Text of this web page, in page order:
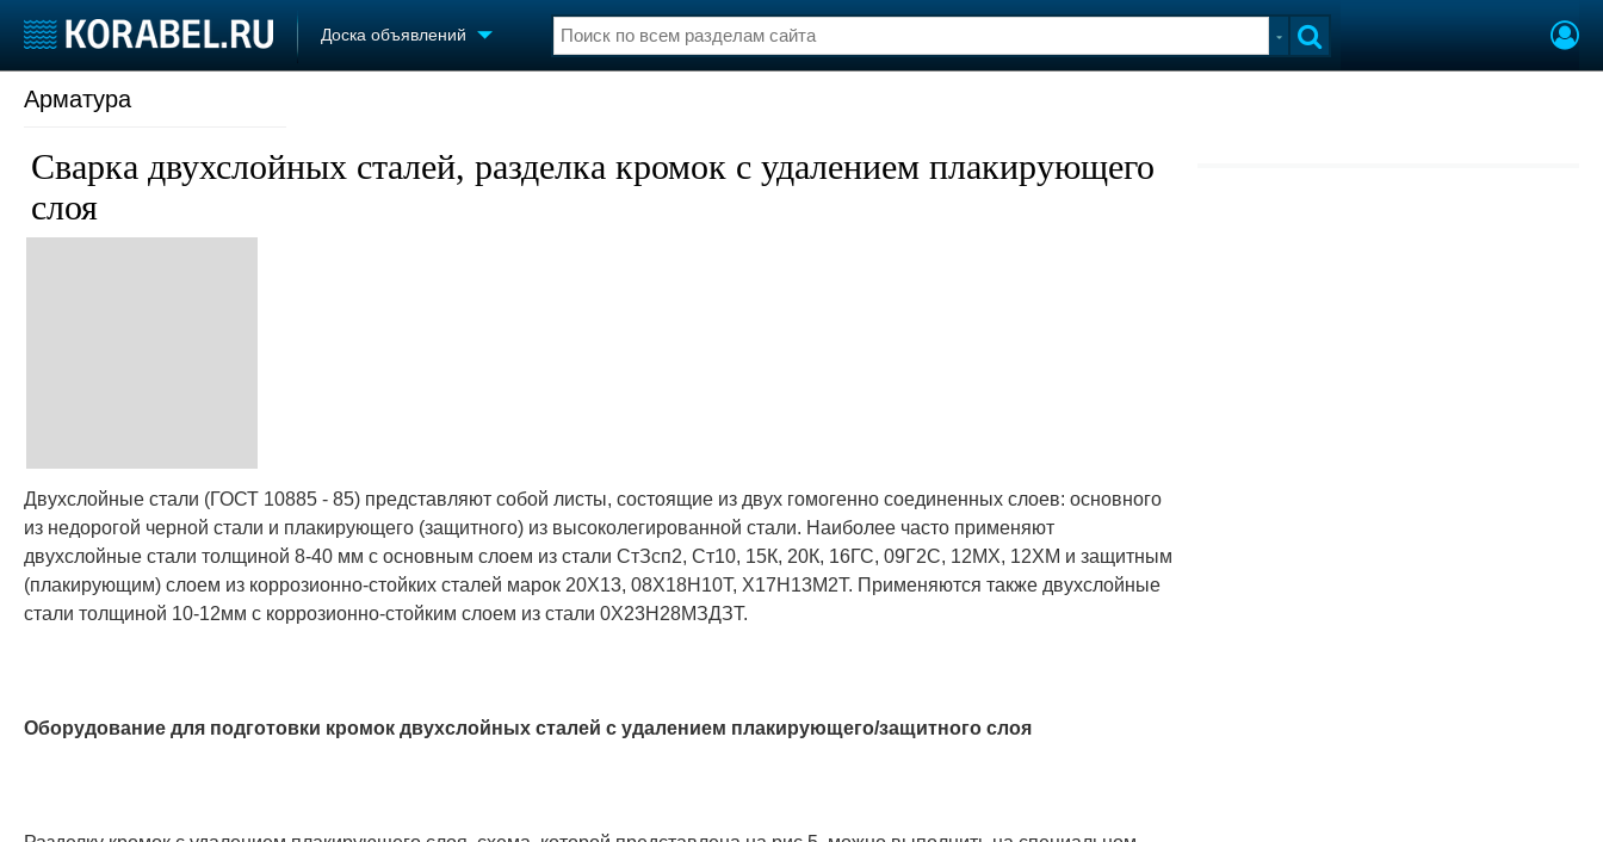
Доска объявлений
Судостроение
Новости
Репутация
Продажа флота
Личности
Форум
Арматура
Сварка двухслойных сталей, разделка кромок с удалением плакирующего
слоя
Двухслойные стали (ГОСТ 10885 - 85) представляют собой листы, состоящие из двух гомогенно соединенных слоев: основного
из недорогой черной стали и плакирующего (защитного) из высоколегированной стали. Наиболее часто применяют
двухслойные стали толщиной 8-40 мм с основным слоем из стали СтЗсп2, Ст10, 15К, 20К, 16ГС, 09Г2С, 12МХ, 12ХМ и защитным
(плакирующим) слоем из коррозионно-стойких сталей марок 20X13, 08Х18Н10Т, Х17Н13М2Т. Применяются также двухслойные
стали толщиной 10-12мм с коррозионно-стойким слоем из стали 0Х23Н28МЗДЗТ.
Оборудование для подготовки кромок двухслойных сталей с удалением плакирующего/защитного слоя